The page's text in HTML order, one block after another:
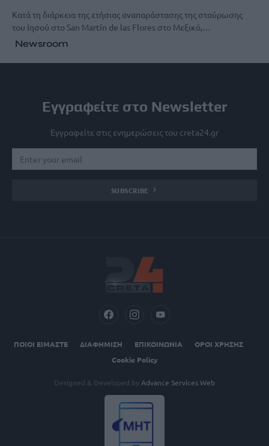
Κατά τη διάρκεια της ετήσιας αναπαράστασης της σταύρωσης
του Ιησού στο San Martín de las Flores στο Μεξικό,…
Newsroom
Εγγραφείτε στο Newsletter
Εγγραφείτε στις ενημερώσεις του creta24.gr
SUBSCRIBE
ΠΟΙΟΙ ΕΙΜΑΣΤΕ ΔΙΑΦΗΜΙΣΗ ΕΠΙΚΟΙΝΩΝΙΑ
ΟΡΟΙ ΧΡΗΣΗΣ
Cookie Policy
Designed & Developed by Advance Services Web